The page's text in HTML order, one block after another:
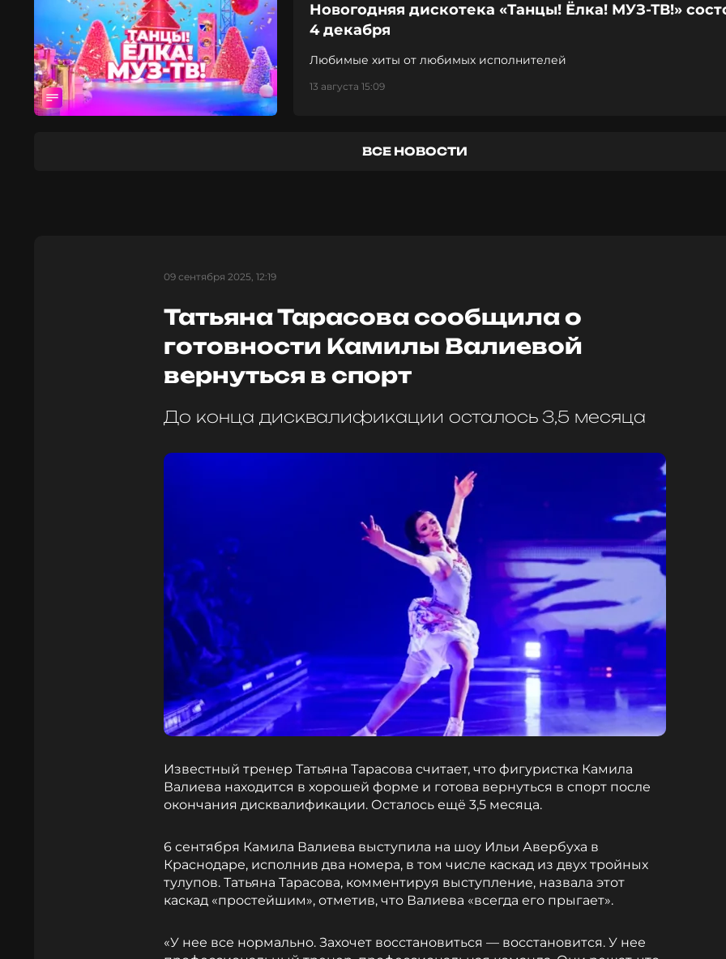
Новогодняя дискотека «Танцы! Ёлка! МУЗ-ТВ!»
4 декабря
Любимые хиты от любимых исполнителей
13 августа 15:09
ВСЕ НОВОСТИ
09 сентября 2025, 12:19
Татьяна Тарасова сообщила о
готовности Камилы Валиевой
вернуться в спорт
До конца дисквалификации осталось 3,5 месяца
Известный тренер Татьяна Тарасова считает, что фигуристка Камила
Валиева находится в хорошей форме и готова вернуться в спорт после
окончания дисквалификации. Осталось ещё 3,5 месяца.
6 сентября Камила Валиева выступила на шоу Ильи Авербуха в
Краснодаре, исполнив два номера, в том числе каскад из двух тройных
тулупов. Татьяна Тарасова, комментируя выступление, назвала этот
каскад «простейшим», отметив, что Валиева «всегда его прыгает».
«У нее все нормально. Захочет восстановиться — восстановится. У нее